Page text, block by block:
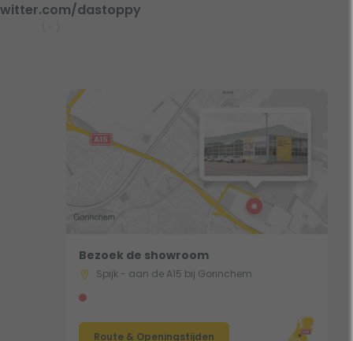
dastoppy
Bezoek de showroom
Spijk - aan de A15 bij Gorinchem
Route & Openingstijden